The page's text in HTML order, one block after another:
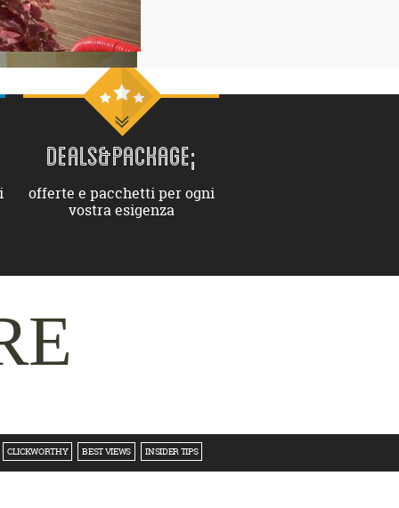
DEALS&PACKAGE;
offerte e pacchetti per ogni
vostra esigenza
CLICKWORTHY BEST VIEWS INSIDER TIPS